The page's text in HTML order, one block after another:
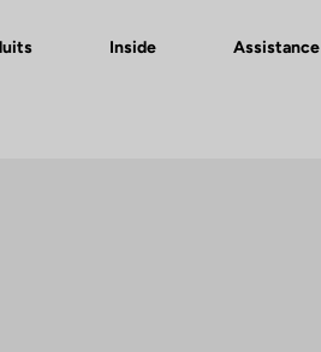
Inside Assistance